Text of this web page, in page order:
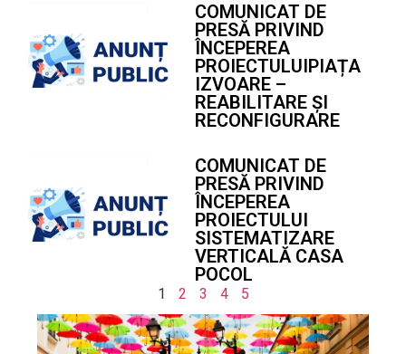
COMUNICAT DE
PRESĂ PRIVIND
ÎNCEPEREA
PROIECTULUIPIAȚA
IZVOARE –
REABILITARE ȘI
RECONFIGURARE
COMUNICAT DE
PRESĂ PRIVIND
ÎNCEPEREA
PROIECTULUI
SISTEMATIZARE
VERTICALĂ CASA
POCOL
1 2 3 4 5